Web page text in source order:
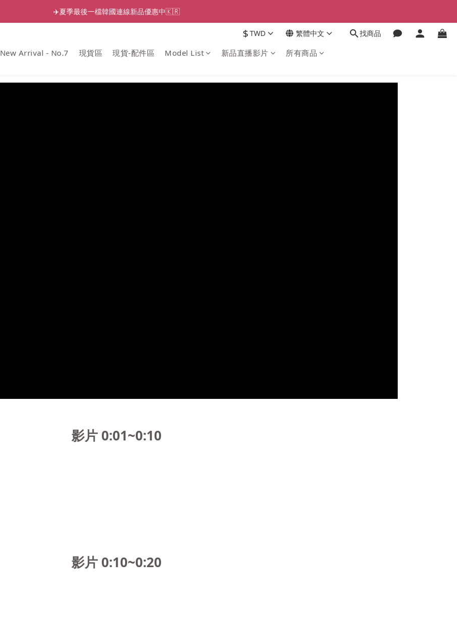
✈️夏季最後一檔韓國連線新品優惠中🇰🇷
$TWD 繁體中文 找商品
New Arrival - No.7 現貨區 現貨-配件區 Model List 新品直播影片 所有商品
影片 0:01~0:10
影片 0:10~0:20